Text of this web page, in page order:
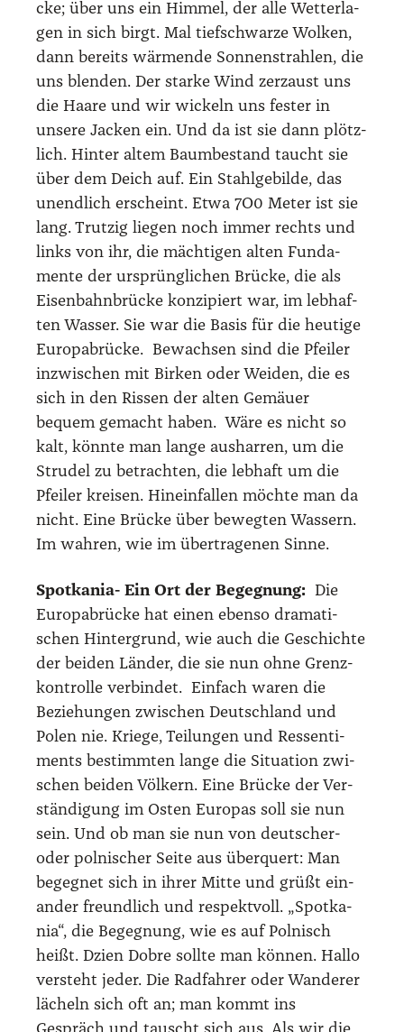
cke; über uns ein Him­mel, der alle Wet­ter­la­
gen in sich birgt. Mal tief­schwar­ze Wol­ken,
dann bereits wär­men­de Son­nen­strah­len, die
uns blen­den. Der star­ke Wind zer­zaust uns
die Haa­re und wir wickeln uns fes­ter in
unse­re Jacken ein. Und da ist sie dann plötz­
lich. Hin­ter altem Baum­be­stand taucht sie
über dem Deich auf. Ein Stahl­ge­bil­de, das
unend­lich erscheint. Etwa 7O0 Meter ist sie
lang. Trut­zig lie­gen noch immer rechts und
links von ihr, die mäch­ti­gen alten Fun­da­
men­te der ursprüng­li­chen Brü­cke, die als
Eisen­bahn­brü­cke kon­zi­piert war, im leb­haf­
ten Was­ser. Sie war die Basis für die heu­ti­ge
Euro­pa­brü­cke. Bewach­sen sind die Pfei­ler
inzwi­schen mit Bir­ken oder Wei­den, die es
sich in den Ris­sen der alten Gemäu­er
bequem gemacht haben. Wäre es nicht so
kalt, könn­te man lan­ge aus­har­ren, um die
Stru­del zu betrach­ten, die leb­haft um die
Pfei­ler krei­sen. Hin­ein­fal­len möch­te man da
nicht. Eine Brü­cke über beweg­ten Was­sern.
Im wah­ren, wie im über­tra­ge­nen Sin­ne.
Spot­ka­nia- Ein Ort der Begeg­nung: Die
Euro­pa­brü­cke hat einen eben­so dra­ma­ti­
schen Hin­ter­grund, wie auch die Geschich­te
der bei­den Län­der, die sie nun ohne Grenz­
kon­trol­le ver­bin­det. Ein­fach waren die
Bezie­hun­gen zwi­schen Deutsch­land und
Polen nie. Krie­ge, Tei­lun­gen und Res­sen­ti­
ments bestimm­ten lan­ge die Situa­ti­on zwi­
schen bei­den Völ­kern. Eine Brü­cke der Ver­
stän­di­gung im Osten Euro­pas soll sie nun
sein. Und ob man sie nun von deut­scher-
oder pol­ni­scher Sei­te aus über­quert: Man
begeg­net sich in ihrer Mit­te und grüßt ein­
an­der freund­lich und respekt­voll. „Spot­ka­
nia“, die Begeg­nung, wie es auf Pol­nisch
heißt. Dzi­en Dob­re soll­te man kön­nen. Hal­lo
ver­steht jeder. Die Rad­fah­rer oder Wan­de­rer
lächeln sich oft an; man kommt ins